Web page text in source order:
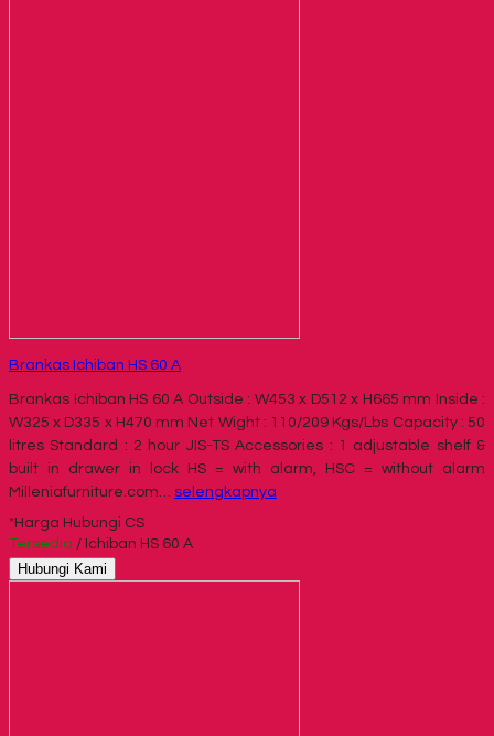
Brankas Ichiban HS 60 A
Brankas Ichiban HS 60 A Outside : W453 x D512 x H665 mm Inside :
W325 x D335 x H470 mm Net Wight : 110/209 Kgs/Lbs Capacity : 50
litres Standard : 2 hour JIS-TS Accessories : 1 adjustable shelf &
built in drawer in lock HS = with alarm, HSC = without alarm
Milleniafurniture.com… selengkapnya
*Harga Hubungi CS
Tersedia / Ichiban HS 60 A
Hubungi Kami